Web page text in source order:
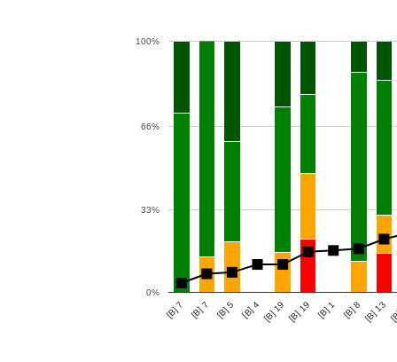
[B] 7 [B] 7 [B] 5 [B] 4 [B] 19[B] 19 [B] 1 [B] 8 [B] 13
0%
33%
66%
100%